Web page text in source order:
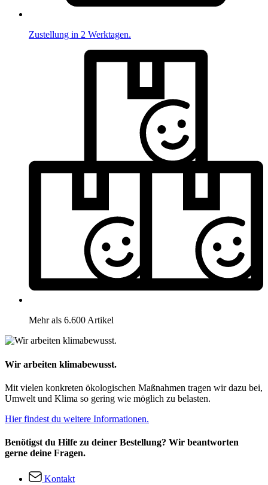
Zustellung in 2 Werktagen.
Mehr als 6.600 Artikel
Wir arbeiten klimabewusst.
Mit vielen konkreten ökologischen Maßnahmen tragen wir dazu bei,
Umwelt und Klima so gering wie möglich zu belasten.
Hier findest du weitere Informationen.
Benötigst du Hilfe zu deiner Bestellung? Wir beantworten
gerne deine Fragen.
Kontakt